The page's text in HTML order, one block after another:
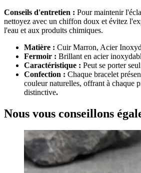
Conseils d'entretien : Pour maintenir
nettoyez avec un chiffon doux et évitez
l'eau et aux produits chimiques.
Matière : Cuir Marron, Acier
Fermoir : Brillant en acier
Caractéristique : Peut se porter
Confection : Chaque bracelet
couleur naturelles, offrant à chaque
distinctive.
Nous vous conseillons